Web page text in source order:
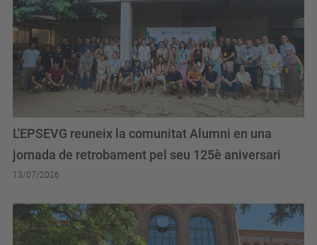
L'EPSEVG reuneix la comunitat Alumni en una
jornada de retrobament pel seu 125è aniversari
13/07/2026